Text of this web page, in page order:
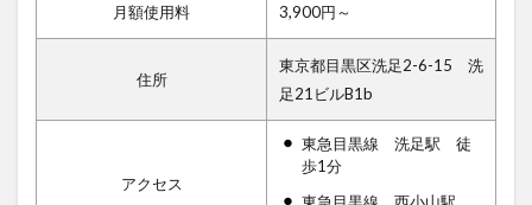
月額使用料 3,900円～
住所
東京都目黒区洗足2-6-15 洗
足21ビルB1b
アクセス
東急目黒線 洗足駅 徒
歩1分
東急目黒線 西小山駅